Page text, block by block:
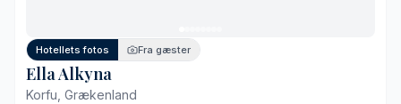
Hotellets fotos Fra gæster
Ella Alkyna
Korfu, Grækenland